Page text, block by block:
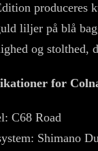
produceres
liljer på blå
og stolthed,
for
C68 Road
Shimano